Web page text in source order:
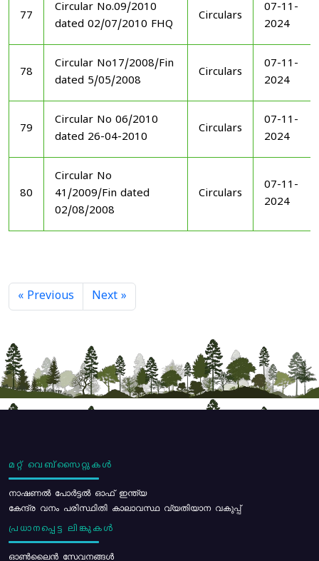
77
Circular No.09/2010
dated 02/07/2010 FHQ
Circulars
07-11-
2024
78
Circular No17/2008/Fin
dated 5/05/2008
Circulars
07-11-
2024
79
Circular No 06/2010
dated 26-04-2010
Circulars
07-11-
2024
80
Circular No
41/2009/Fin dated
02/08/2008
Circulars
07-11-
2024
« Previous Next »
മറ്റ് വെബ്സൈറ്റുകൾ
നാഷണൽ പോർട്ടൽ ഓഫ് ഇന്ത്യ
കേന്ദ്ര വനം പരിസ്ഥിതി കാലാവസ്ഥ വ്യതിയാന വകുപ്പ്
പ്രധാനപ്പെട്ട ലിങ്കുകൾ
ഓൺലൈൻ സേവനങ്ങൾ